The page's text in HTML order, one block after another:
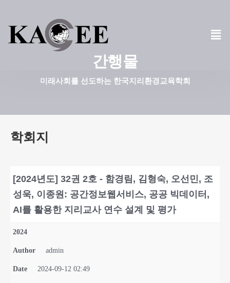
콘
텐
기
간행물
미래사회를 선도하는 한국지리환경교육학회
학회지
[2024년도] 32권 2호 - 함경림, 김형숙, 오선민, 조
성욱, 이종원: 공간정보웹서비스, 공공 빅데이터,
AI를 활용한 지리교사 연수 설계 및 평가
2024
Author admin
Date 2024-09-12 02:49